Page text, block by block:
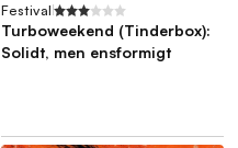
Festival
Turboweekend (Tinderbox):
Solidt, men ensformigt